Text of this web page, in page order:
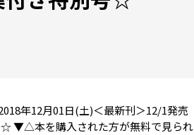
年12月01日(土)＜最新刊＞12/1発売
☆ ▼△本を購入された方が無料で見ら